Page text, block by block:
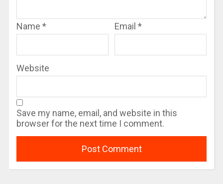
Name * Email *
Website
Save my name, email, and website in this
browser for the next time I comment.